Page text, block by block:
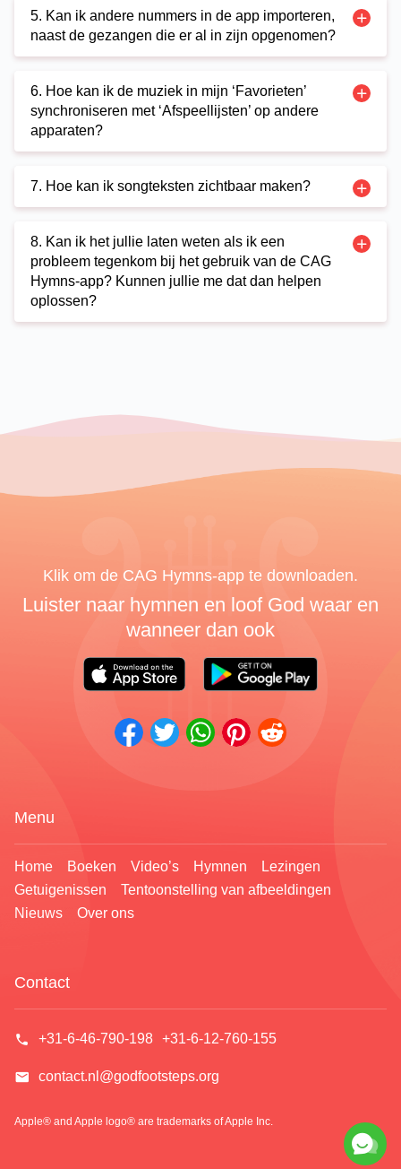
5. Kan ik andere nummers in de app importeren,
naast de gezangen die er al in zijn opgenomen?
6. Hoe kan ik de muziek in mijn ‘Favorieten’
synchroniseren met ‘Afspeellijsten’ op andere
apparaten?
7. Hoe kan ik songteksten zichtbaar maken?
8. Kan ik het jullie laten weten als ik een
probleem tegenkom bij het gebruik van de CAG
Hymns-app? Kunnen jullie me dat dan helpen
oplossen?
Klik om de CAG Hymns-app te downloaden.
Luister naar hymnen en loof God waar en
wanneer dan ook
TwitterWhatsApp
Pinterest
Menu
Home Boeken Video’s Hymnen
Lezingen
Getuigenissen
Tentoonstelling van afbeeldingen
Nieuws
Over ons
Contact
+31-6-46-790-198 +31-6-12-760-155
contact.nl@godfootsteps.org
Apple® and Apple logo® are trademarks of Apple Inc.
zonde te ontsnappen en een mooi leven te
met je familie ontvangen?